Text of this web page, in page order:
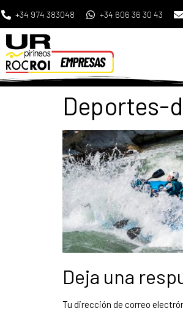
+34 974 383048 +34 606 36 30 43
Deportes-
Deja una
Tu dirección de correo